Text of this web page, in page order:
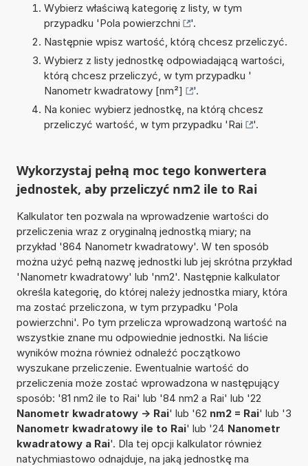
Wybierz właściwą kategorię z listy, w tym
przypadku 'Pola powierzchni
'.
Następnie wpisz wartość, którą chcesz przeliczyć.
Wybierz z listy jednostkę odpowiadającą wartości,
którą chcesz przeliczyć, w tym przypadku '
Nanometr kwadratowy [nm²]
'.
Na koniec wybierz jednostkę, na którą chcesz
przeliczyć wartość, w tym przypadku 'Rai '.
Wykorzystaj pełną moc tego konwertera
jednostek, aby przeliczyć nm2 ile to Rai
Kalkulator ten pozwala na wprowadzenie wartości do
przeliczenia wraz z oryginalną jednostką miary; na
przykład '864 Nanometr kwadratowy'. W ten sposób
można użyć pełną nazwę jednostki lub jej skrótna przykład
'Nanometr kwadratowy' lub 'nm2'. Następnie kalkulator
określa kategorię, do której należy jednostka miary, która
ma zostać przeliczona, w tym przypadku 'Pola
powierzchni'. Po tym przelicza wprowadzoną wartość na
wszystkie znane mu odpowiednie jednostki. Na liście
wyników można również odnaleźć początkowo
wyszukane przeliczenie. Ewentualnie wartość do
przeliczenia może zostać wprowadzona w następujący
sposób: '81 nm2 ile to Rai' lub '84 nm2 a Rai' lub '22
Nanometr kwadratowy -> Rai' lub '62 nm2 = Rai' lub '3
Nanometr kwadratowy ile to Rai' lub '24 Nanometr
kwadratowy a Rai'. Dla tej opcji kalkulator również
natychmiastowo odnajduje, na jaką jednostkę ma